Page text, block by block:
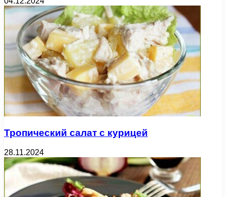
Тропический салат с курицей
28.11.2024